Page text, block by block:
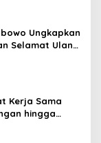
Ungkapkan
Selamat Ulang
Kerja Sama
hingga